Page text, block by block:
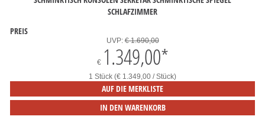
SCHLAFZIMMER
PREIS
UVP:€ 1.690,00
€ 1.349,00*
1 Stück (€ 1.349,00 / Stück)
AUF DIE MERKLISTE
IN DEN WARENKORB